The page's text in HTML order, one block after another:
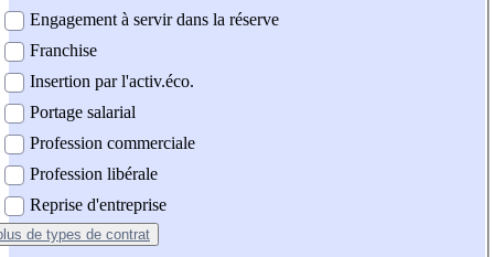
Engagement à servir dans la réserve
Franchise
Insertion par l'activ.éco.
Portage salarial
Profession commerciale
Profession libérale
Reprise d'entreprise
de types de contrat